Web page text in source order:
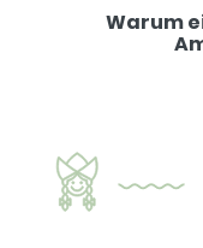
Warum